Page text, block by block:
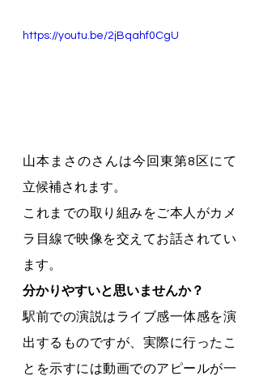
https://youtu.be/2jBqahf0CgU
山本まさのさんは今回東第8区にて
立候補されます。
これまでの取り組みをご本人がカメ
ラ目線で映像を交えてお話されてい
ます。
分かりやすいと思いませんか？
駅前での演説はライブ感一体感を演
出するものですが、実際に行ったこ
とを示すには動画でのアピールが一